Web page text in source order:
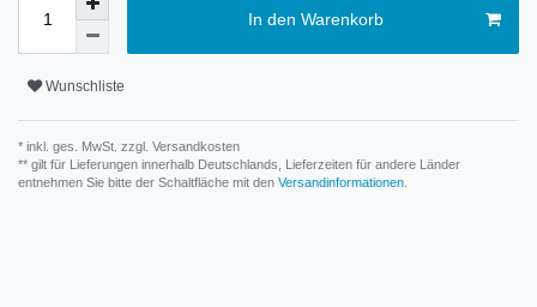
In den Warenkorb
Wunschliste
* inkl. ges. MwSt. zzgl. Versandkosten
** gilt für Lieferungen innerhalb Deutschlands, Lieferzeiten für andere Länder
entnehmen Sie bitte der Schaltfläche mit den Versandinformationen